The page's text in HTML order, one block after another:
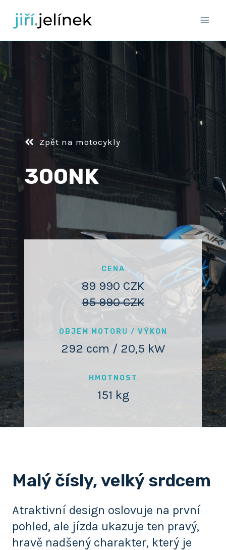
obsah
Zpět na motocykly
300NK
CENA
89 990 CZK
95 990 CZK
OBJEM MOTORU / VÝKON
292 ccm / 20,5 kW
HMOTNOST
151 kg
Malý čísly, velký srdcem
Atraktivní design oslovuje na první
pohled, ale jízda ukazuje ten pravý,
hravě nadšený charakter, který je